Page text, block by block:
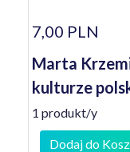
7,00 PLN
Marta
kulturze
1 produkt/y
Dodaj do